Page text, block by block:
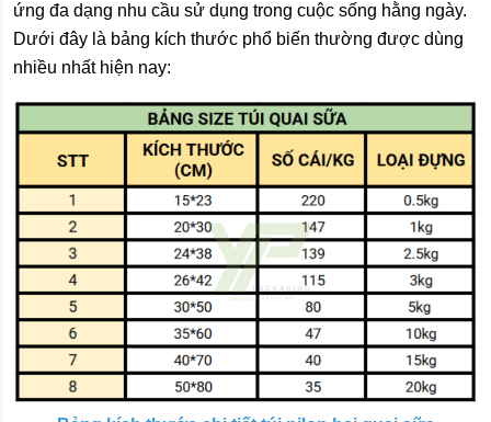
ứng đa dạng nhu cầu sử dụng trong cuộc sống hằng ngày.
Dưới đây là bảng kích thước phổ biến thường được dùng
nhiều nhất hiện nay: